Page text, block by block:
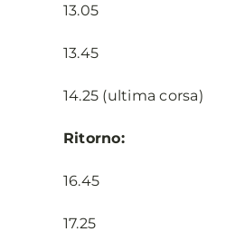
13.05
13.45
14.25 (ultima corsa)
Ritorno:
16.45
17.25